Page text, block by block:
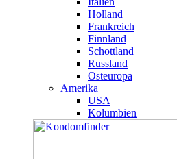
Holland
Frankreich
Finnland
Schottland
Russland
Osteuropa
Amerika
USA
Kolumbien